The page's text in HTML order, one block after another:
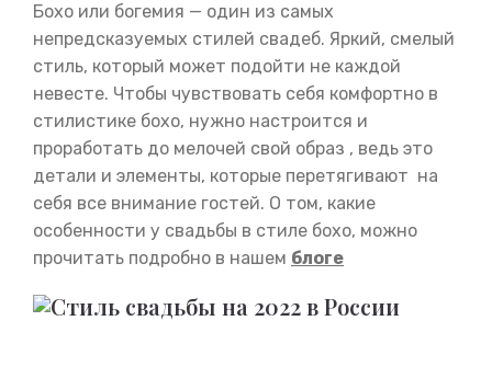
Бохо или богемия — один из самых
непредсказуемых стилей свадеб. Яркий, смелый
стиль, который может подойти не каждой
невесте. Чтобы чувствовать себя комфортно в
стилистике бохо, нужно настроится и
проработать до мелочей свой образ , ведь это
детали и элементы, которые перетягивают на
себя все внимание гостей. О том, какие
особенности у свадьбы в стиле бохо, можно
прочитать подробно в нашем блоге